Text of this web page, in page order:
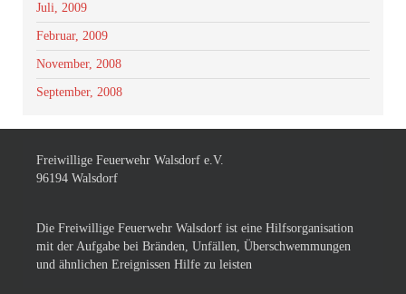
Juli, 2009
Februar, 2009
November, 2008
September, 2008
Freiwillige Feuerwehr Walsdorf e.V.
96194 Walsdorf
Die Freiwillige Feuerwehr Walsdorf ist eine Hilfsorganisation
mit der Aufgabe bei Bränden, Unfällen, Überschwemmungen
und ähnlichen Ereignissen Hilfe zu leisten